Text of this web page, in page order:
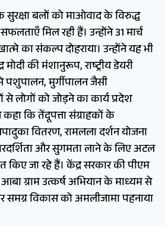
सुरक्षा बलों को माओवाद के विरुद्ध
मिल रही हैं। उन्होंने 31 मार्च
का संकल्प दोहराया। उन्होंने यह भी
मोदी की मंशानुरूप, राष्ट्रीय डेयरी
पशुपालन, मुर्गीपालन जैसी
से लोगों को जोड़ने का कार्य प्रदेश
कहा कि तेंदूपत्ता संग्राहकों के
वितरण, रामलला दर्शन योजना
और सुगमता लाने के लिए अटल
किए जा रहे हैं। केंद्र सरकार की पीएम
ग्राम उत्कर्ष अभियान के माध्यम से
विकास को अमलीजामा पहनाया